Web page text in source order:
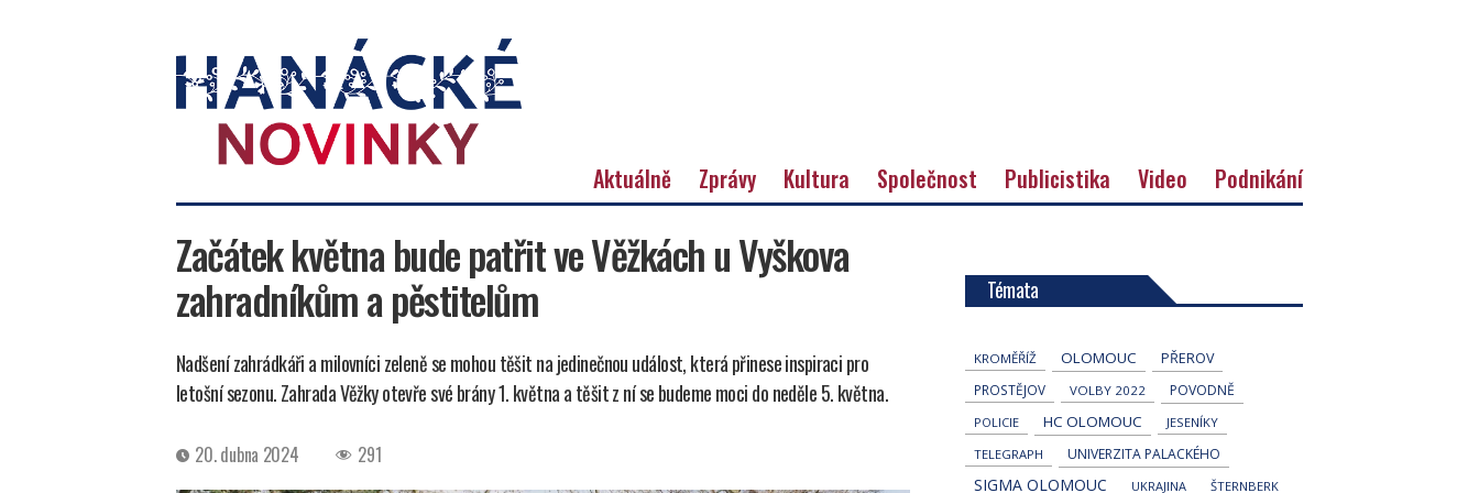
novinky
Aktuálně Zprávy Kultura Společnost Publicistika Video Podnikání
Začátek května bude patřit ve Věžkách u Vyškova
zahradníkům a pěstitelům
Nadšení zahrádkáři a milovníci zeleně se mohou těšit na jedinečnou událost, která přinese inspiraci pro
letošní sezonu. Zahrada Věžky otevře své brány 1. května a těšit z ní se budeme moci do neděle 5. května.
Datum
příspěvku
20. dubna 2024 291
Témata
KROMĚŘÍŽ OLOMOUC PŘEROV
PROSTĚJOV VOLBY 2022 POVODNĚ
POLICIE HC OLOMOUC
JESENÍKY
TELEGRAPH
UNIVERZITA PALACKÉHO
SIGMA OLOMOUC UKRAJINA ŠTERNBERK